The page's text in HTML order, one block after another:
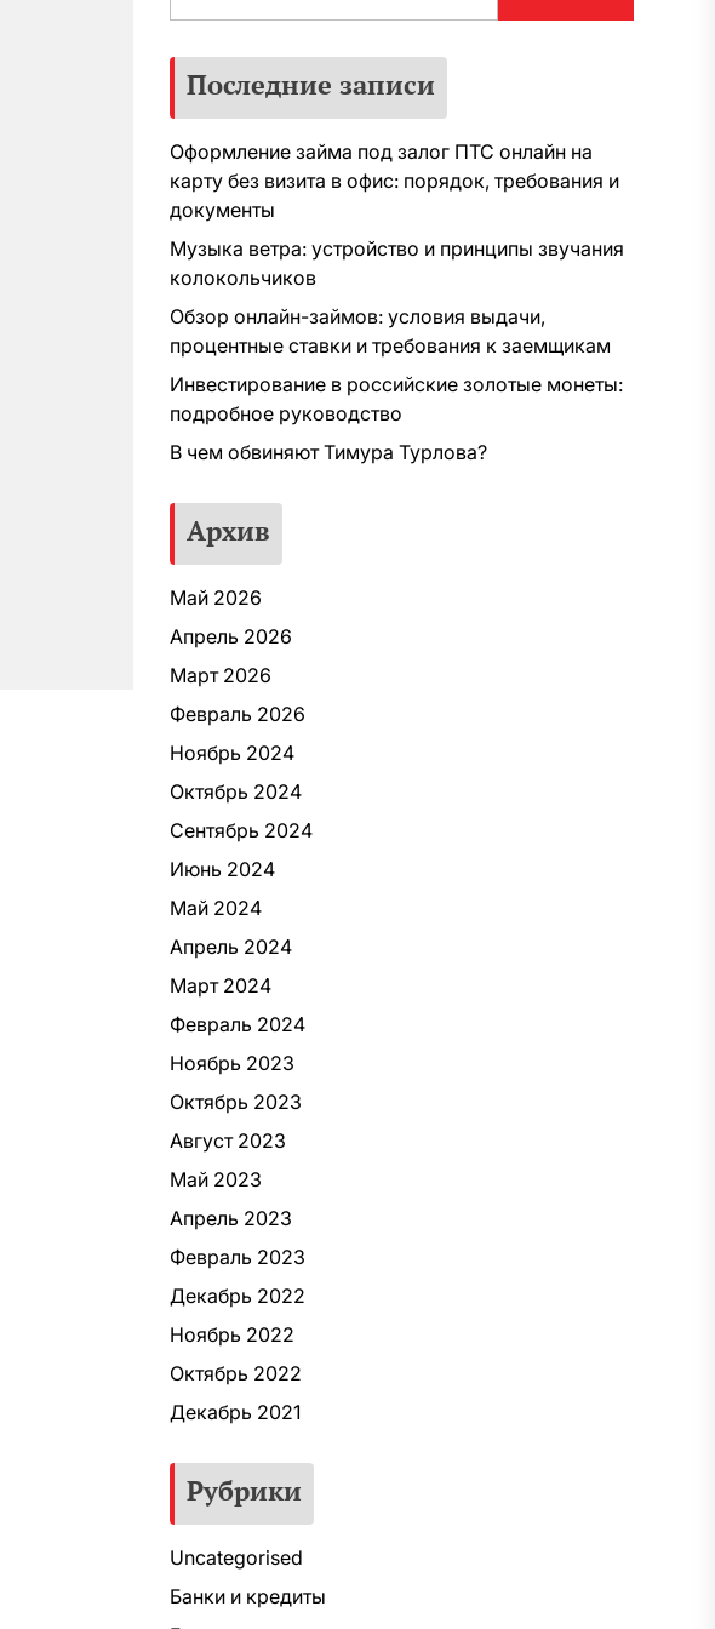
Последние записи
Оформление займа под залог ПТС онлайн на
карту без визита в офис: порядок, требования и
документы
Музыка ветра: устройство и принципы звучания
колокольчиков
Обзор онлайн-займов: условия выдачи,
процентные ставки и требования к заемщикам
Инвестирование в российские золотые монеты:
подробное руководство
В чем обвиняют Тимура Турлова?
Архив
Май 2026
Апрель 2026
Март 2026
Февраль 2026
Ноябрь 2024
Октябрь 2024
Сентябрь 2024
Июнь 2024
Май 2024
Апрель 2024
Март 2024
Февраль 2024
Ноябрь 2023
Октябрь 2023
Август 2023
Май 2023
Апрель 2023
Февраль 2023
Декабрь 2022
Ноябрь 2022
Октябрь 2022
Декабрь 2021
Рубрики
Uncategorised
Банки и кредиты